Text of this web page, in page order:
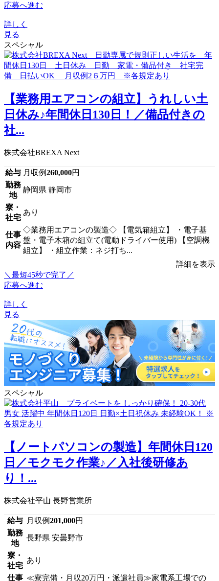
応募へ進む
詳しく
見る
スペシャル
【業務用エアコンの組立】うれしい土
日休み♪年間休日130日！／備品付きの
社...
株式会社BREXA Next
給与 月収例260,000円
勤務
地
静岡県 静岡市
寮・
社宅
あり
仕事
内容
◇業務用エアコンの製造◇ 【電気箱組立】 ・電子基
盤・電子木箱の組立て(電動ドライバー使用) 【空調機
組立】 ・組立作業：ネジ打ち...
詳細を表示
＼最短45秒で完了／
応募へ進む
詳しく
見る
スペシャル
【ノートパソコンの製造】年間休日120
日／モクモク作業♪／入社後研修あ
り！...
株式会社平山 長野営業所
給与 月収例201,000円
勤務
地
長野県 安曇野市
寮・
社宅
あり
仕事 ≪寮完備・月収20万円・派遣社員≫家電系工場での